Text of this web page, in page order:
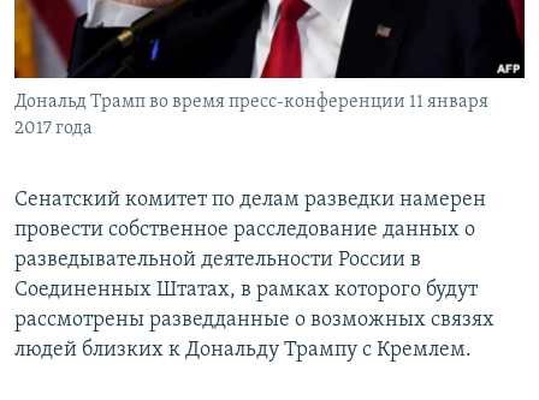
Հայերեն
English
Русский
Все сайты Радио Азатутюн
Дональд Трамп во время пресс-конференции 11 января
2017 года
Сенатский комитет по делам разведки намерен
провести собственное расследование данных о
разведывательной деятельности России в
Соединенных Штатах, в рамках которого будут
рассмотрены разведданные о возможных связях
людей близких к Дональду Трампу с Кремлем.